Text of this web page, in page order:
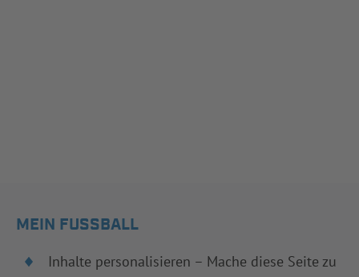
MEIN FUSSBALL
Inhalte personalisieren – Mache diese Seite zu